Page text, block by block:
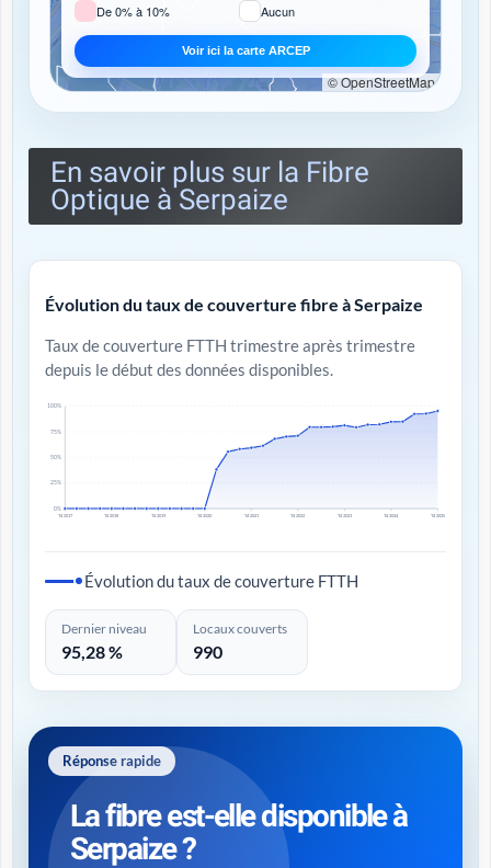
De 0% à 10%
Aucun
Voir ici la carte ARCEP
© OpenStreetMap
En savoir plus sur la Fibre
Optique à Serpaize
Évolution du taux de couverture fibre à Serpaize
Taux de couverture FTTH trimestre après trimestre
depuis le début des données disponibles.
0%
25%
50%
75%
100%
T4 2017 T4 2018 T4 2019 T4 2020 T4 2021 T4 2022 T4 2023 T4 2024 T4 2025
Évolution du taux de couverture FTTH
Dernier niveau
95,28 %
Locaux couverts
990
Réponse rapide
La fibre est-elle disponible à
Serpaize ?